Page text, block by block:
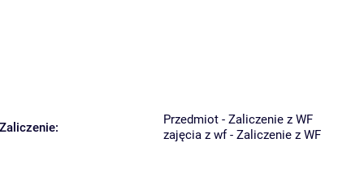
Zaliczenie:
Przedmiot - Zaliczenie z WF
zajęcia z wf - Zaliczenie z WF